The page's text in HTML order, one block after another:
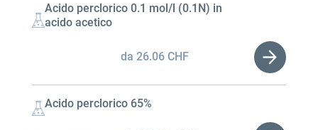
Acido perclorico 0.1 mol/l (0.1N) in
acido acetico
da26.06CHF
Acido perclorico 65%